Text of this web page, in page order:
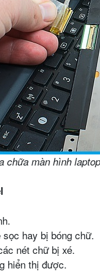
chữa màn hình
hay bị bóng chữ.
nét chữ bị xé.
hiển thị được.